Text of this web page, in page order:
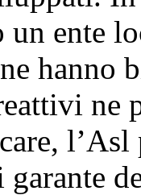
un ente
hanno
garante